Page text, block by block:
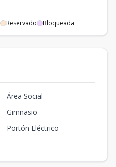
Reservado Bloqueada
Área Social
Gimnasio
Portón Eléctrico